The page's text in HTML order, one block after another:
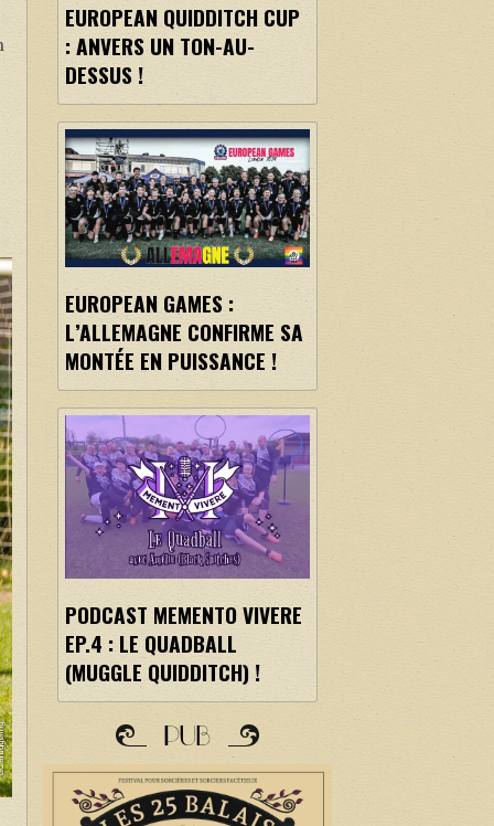
EUROPEAN QUIDDITCH CUP
: ANVERS UN TON-AU-
DESSUS !
EUROPEAN GAMES :
L’ALLEMAGNE CONFIRME SA
MONTÉE EN PUISSANCE !
PODCAST MEMENTO VIVERE
EP.4 : LE QUADBALL
(MUGGLE QUIDDITCH) !
PUB